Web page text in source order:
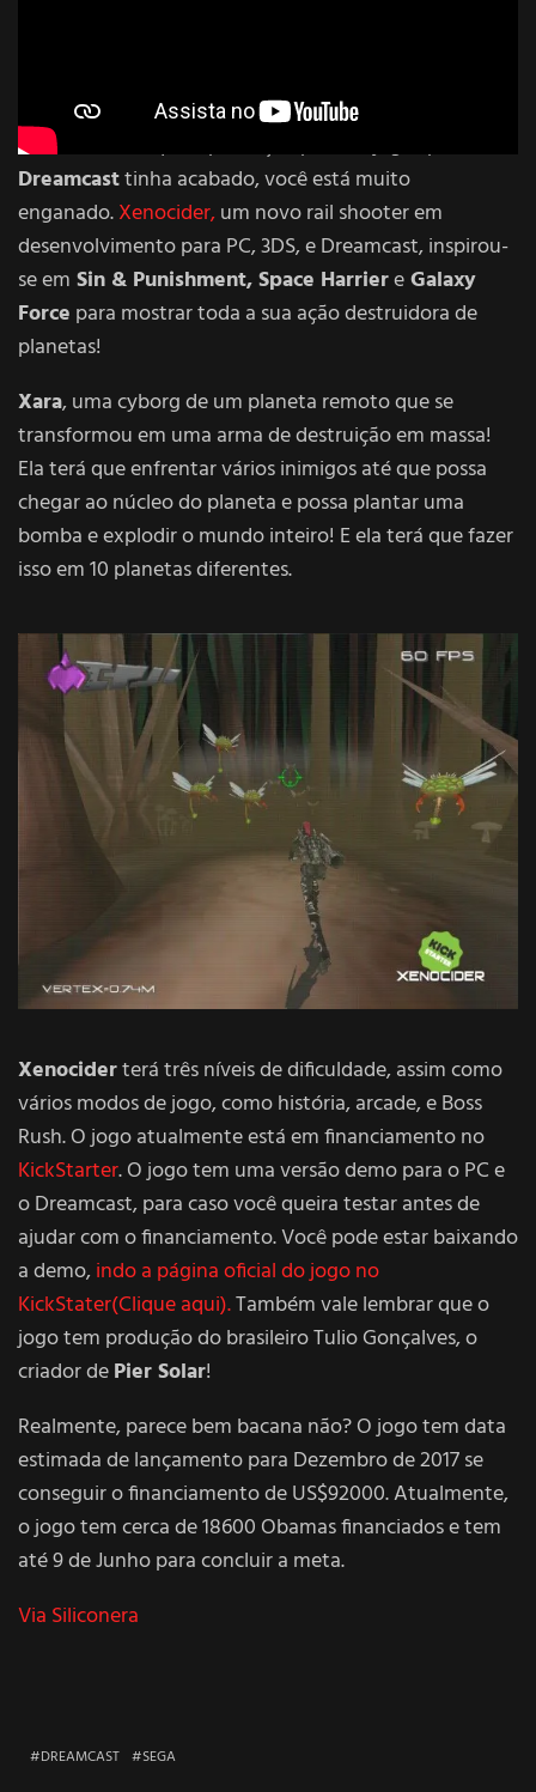
Se você achou que a produção para de jogos para o
Dreamcasttinha acabado, você está muito
enganado.Xenocider,um novo rail shooter em
desenvolvimento para PC, 3DS, e Dreamcast, inspirou-
se em Sin & Punishment, Space HarriereGalaxy
Force para mostrar toda a sua ação destruidora de
planetas!
Xara, uma cyborg de um planeta remoto que se
transformou em uma arma de destruição em massa!
Ela terá que enfrentar vários inimigos até que possa
chegar ao núcleo do planeta e possa plantar uma
bomba e explodir o mundo inteiro! E ela terá que fazer
isso em 10 planetas diferentes.
Xenociderterá três níveis de dificuldade, assim como
vários modos de jogo, como história, arcade, e Boss
Rush. O jogo atualmente está em financiamento no
KickStarter. O jogo tem uma versão demo para o PC e
o Dreamcast, para caso você queira testar antes de
ajudar com o financiamento. Você pode estar baixando
a demo,indo a página oficial do jogo no
KickStater(Clique aqui).Também vale lembrar que o
jogo tem produção do brasileiro Tulio Gonçalves, o
criador dePier Solar!
Realmente, parece bem bacana não? O jogo tem data
estimada de lançamento para Dezembro de 2017 se
conseguir o financiamento de US$92000. Atualmente,
o jogo tem cerca de 18600 Obamas financiados e tem
até 9 de Junho para concluir a meta.
Via Siliconera
DREAMCAST SEGA